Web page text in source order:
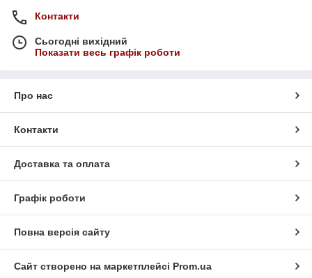
Контакти
Сьогодні вихідний
Показати весь графік роботи
Про нас
Контакти
Доставка та оплата
Графік роботи
Повна версія сайту
Сайт створено на маркетплейсі Prom.ua